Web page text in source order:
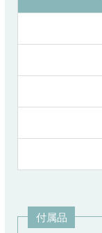
付属品